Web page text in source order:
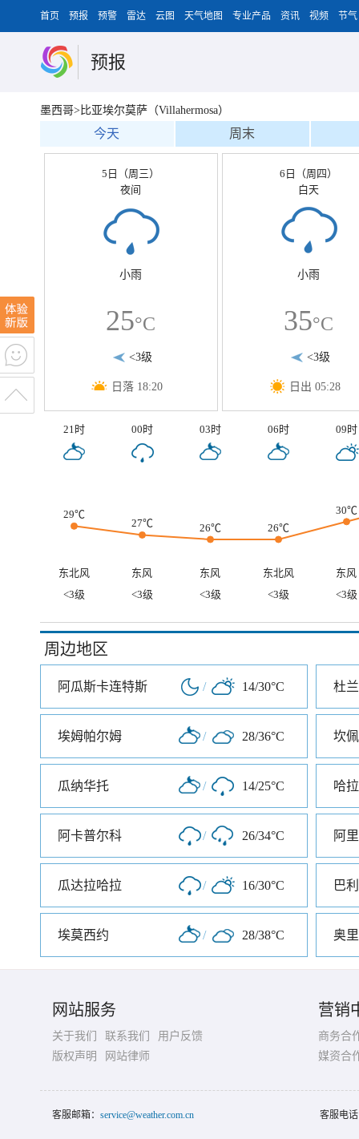
首页 预报 预警 雷达 云图 天气地图 专业产品 资讯 视频 节气
预报
墨西哥>比亚埃尔莫萨（Villahermosa）
今天 周末
5日（周三）
夜间
小雨
25°C
<3级
日落 18:20
6日（周四）
白天
小雨
35°C
<3级
日出 05:28
21时 00时 03时 06时 09时
29℃
27℃ 26℃ 26℃
30℃
东北风 东风 东风 东北风
东风
<3级
<3级 <3级 <3级 <3级
周边地区
阿瓜斯卡连特斯 / 14/30°C 杜
埃姆帕尔姆 / 28/36°C 坎
瓜纳华托 / 14/25°C 哈
阿卡普尔科 / 26/34°C 阿
瓜达拉哈拉 / 16/30°C 巴
埃莫西约 / 28/38°C 奥
网站服务
关于我们 联系我们
用户反馈
版权声明
网站律师
营销
商务合
媒资合
客服邮箱： service@weather.com.cn 客服电